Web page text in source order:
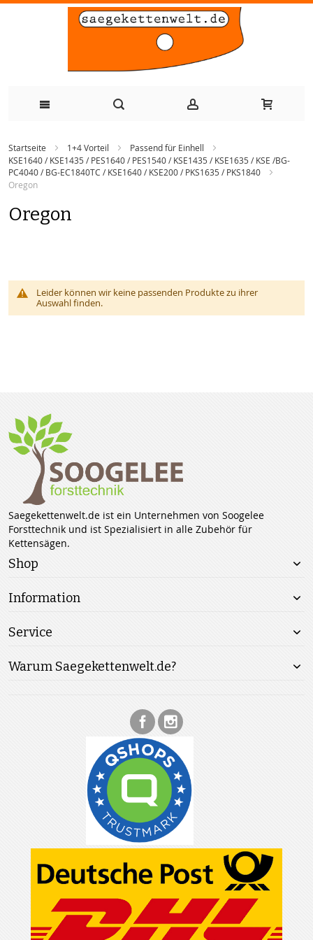
Inhalt
springen
Startseite 1+4 Vorteil
Passend für Einhell
KSE1640 / KSE1435 / PES1640 / PES1540 / KSE1435 / KSE1635 / KSE /BG-
PC4040 / BG-EC1840TC / KSE1640 / KSE200 / PKS1635 / PKS1840
Oregon
Oregon
Leider können wir keine passenden Produkte zu ihrer
Auswahl finden.
Saegekettenwelt.de ist ein Unternehmen von Soogelee
Forsttechnik und ist Spezialisiert in alle Zubehör für
Kettensägen.
Shop
Information
Service
Warum Saegekettenwelt.de?